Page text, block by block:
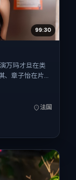
99:30
万玛才旦在类
、章子怡在片中
与出品背景为法
2020-02-
法国